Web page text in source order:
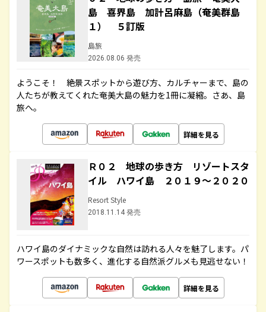
島 喜界島 加計呂麻島（奄美群島
１） ５訂版
島旅
2026.08.06 発売
ようこそ！ 絶景スポットから遊び方、カルチャーまで、島の
人たちが教えてくれた奄美大島の魅力を1冊に凝縮。さあ、島
旅へ。
詳細を見る
Ｒ０２ 地球の歩き方 リゾートスタ
イル ハワイ島 ２０１９～２０２０
Resort Style
2018.11.14 発売
ハワイ島のダイナミックな自然は訪れる人々を魅了します。パ
ワースポットも数多く、進化する自然派グルメも見逃せない！
詳細を見る